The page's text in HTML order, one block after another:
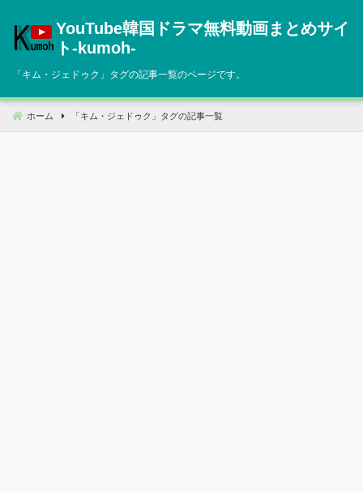
へ
動
YouTube韓国ドラマ無料動画まとめサイ
ト‐kumoh‐
「キム・ジェドゥク 」タグの記事一覧のページです。
ホーム 「 キム・ジェドゥク 」タグの記事一覧